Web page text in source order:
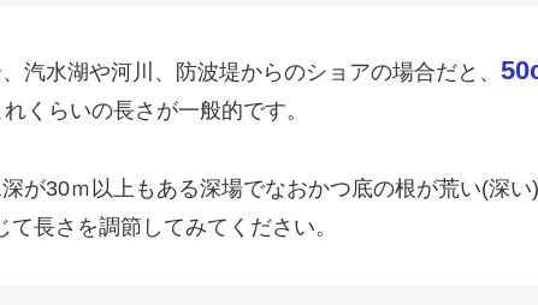
汽水湖や河川、防波堤からのショアの場合だと、
くらいの長さが一般的です。
が30ｍ以上もある深場でなおかつ底の根が荒い(深い
長さを調節してみてください。